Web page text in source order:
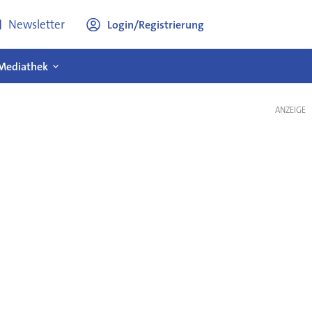
Newsletter Login/Registrierung
ANZEIGE